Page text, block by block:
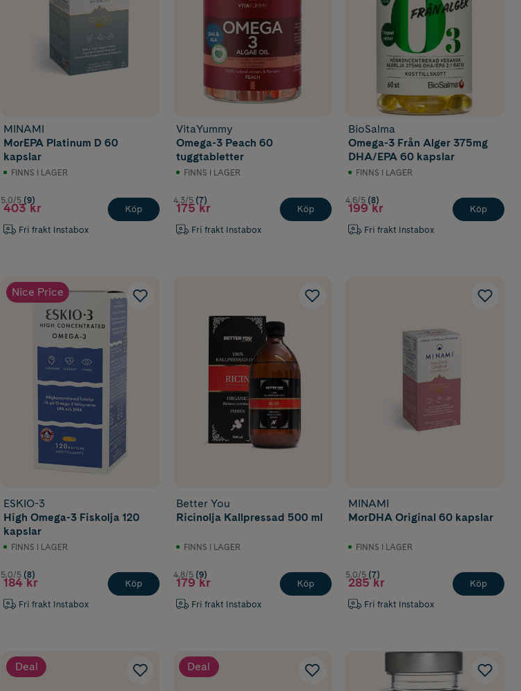
MINAMI
MorEPA Platinum D 60
kapslar
FINNS I LAGER
5.0/5 (9)
403 kr
Fri frakt Instabox
Köp
VitaYummy
Omega-3 Peach 60
tuggtabletter
FINNS I LAGER
4.3/5 (7)
175 kr
Fri frakt Instabox
Köp
BioSalma
Omega-3 Från Alger 375mg
DHA/EPA 60 kapslar
FINNS I LAGER
4.6/5 (8)
199 kr
Fri frakt Instabox
Köp
Nice Price
ESKIO-3
High Omega-3 Fiskolja 120
kapslar
FINNS I LAGER
5.0/5 (8)
184 kr
Fri frakt Instabox
Köp
Better You
Ricinolja Kallpressad 500 ml
FINNS I LAGER
4.8/5 (9)
179 kr
Fri frakt Instabox
Köp
MINAMI
MorDHA Original 60 kapslar
FINNS I LAGER
5.0/5 (7)
285 kr
Fri frakt Instabox
Köp
Deal Deal